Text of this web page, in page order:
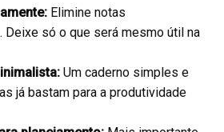
Elimine notas
Deixe só o que será mesmo útil na
Um caderno simples e
já bastam para a produtividade